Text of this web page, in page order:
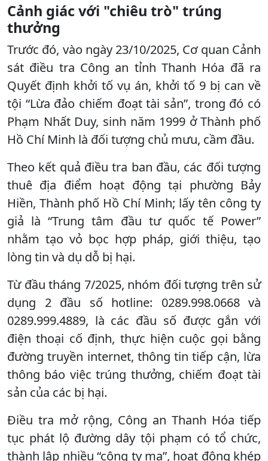
Cảnh giác với "chiêu trò" trúng
thưởng
Trước đó, vào ngày 23/10/2025, Cơ quan Cảnh
sát điều tra Công an tỉnh Thanh Hóa đã ra
Quyết định khởi tố vụ án, khởi tố 9 bị can về
tội “Lừa đảo chiếm đoạt tài sản”, trong đó có
Phạm Nhất Duy, sinh năm 1999 ở Thành phố
Hồ Chí Minh là đối tượng chủ mưu, cầm đầu.
Theo kết quả điều tra ban đầu, các đối tượng
thuê địa điểm hoạt động tại phường Bảy
Hiền, Thành phố Hồ Chí Minh; lấy tên công ty
giả là “Trung tâm đầu tư quốc tế Power”
nhằm tạo vỏ bọc hợp pháp, giới thiệu, tạo
lòng tin và dụ dỗ bị hại.
Từ đầu tháng 7/2025, nhóm đối tượng trên sử
dụng 2 đầu số hotline: 0289.998.0668 và
0289.999.4889, là các đầu số được gắn với
điện thoại cố định, thực hiện cuộc gọi bằng
đường truyền internet, thông tin tiếp cận, lừa
thông báo việc trúng thưởng, chiếm đoạt tài
sản của các bị hại.
Điều tra mở rộng, Công an Thanh Hóa tiếp
tục phát lộ đường dây tội phạm có tổ chức,
thành lập nhiều “công ty ma”, hoạt động khép